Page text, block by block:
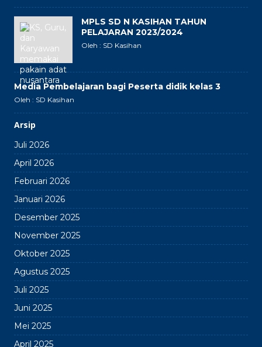
MPLS SD N KASIHAN TAHUN
PELAJARAN 2023/2024
Oleh : SD Kasihan
Media Pembelajaran bagi Peserta didik kelas 3
Oleh : SD Kasihan
Arsip
Juli 2026
April 2026
Februari 2026
Januari 2026
Desember 2025
November 2025
Oktober 2025
Agustus 2025
Juli 2025
Juni 2025
Mei 2025
April 2025